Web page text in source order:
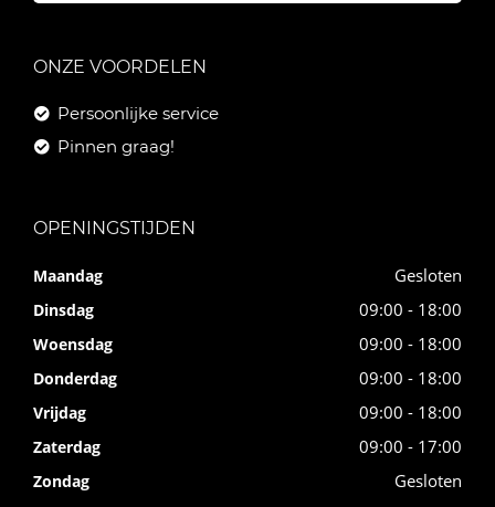
ONZE VOORDELEN
Persoonlijke service
Pinnen graag!
OPENINGSTIJDEN
Maandag Gesloten
Dinsdag 09:00 - 18:00
Woensdag 09:00 - 18:00
Donderdag 09:00 - 18:00
Vrijdag 09:00 - 18:00
Zaterdag 09:00 - 17:00
Zondag Gesloten